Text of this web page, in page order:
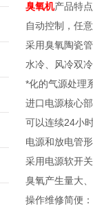
臭氧机产品特
自动控制，任
采用臭氧陶瓷
水冷、风冷双
*化的气源处理
进口电源核心
可以连续24小
电源和放电管
采用电源软开
臭氧产生量大
操作维修简便